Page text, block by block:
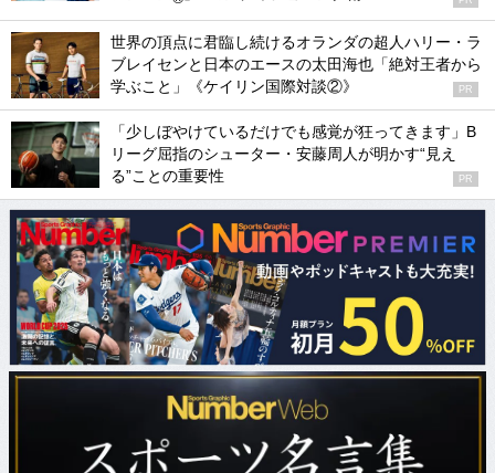
世界の頂点に君臨し続けるオランダの超人ハリー・ラ
ブレイセンと日本のエースの太田海也「絶対王者から
学ぶこと」《ケイリン国際対談②》
PR
「少しぼやけているだけでも感覚が狂ってきます」B
リーグ屈指のシューター・安藤周人が明かす“見え
る”ことの重要性
PR